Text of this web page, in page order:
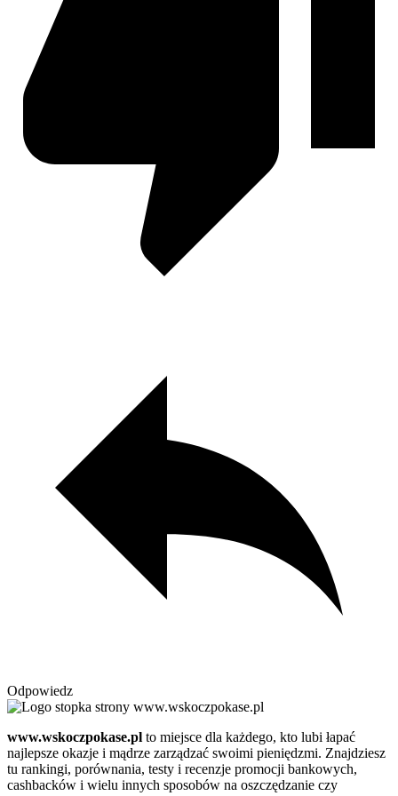
Odpowiedz
www.wskoczpokase.pl to miejsce dla każdego, kto lubi łapać
najlepsze okazje i mądrze zarządzać swoimi pieniędzmi. Znajdziesz
tu rankingi, porównania, testy i recenzje promocji bankowych,
cashbacków i wielu innych sposobów na oszczędzanie czy